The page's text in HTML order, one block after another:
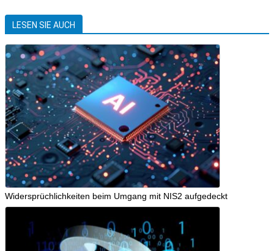
LESEN SIE AUCH
Widersprüchlichkeiten beim Umgang mit NIS2 aufgedeckt